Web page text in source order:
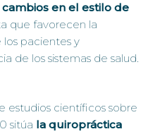
en el estilo de
que favorecen la
pacientes y
de los sistemas de salud.
estudios científicos sobre
sitúa la quiropráctica